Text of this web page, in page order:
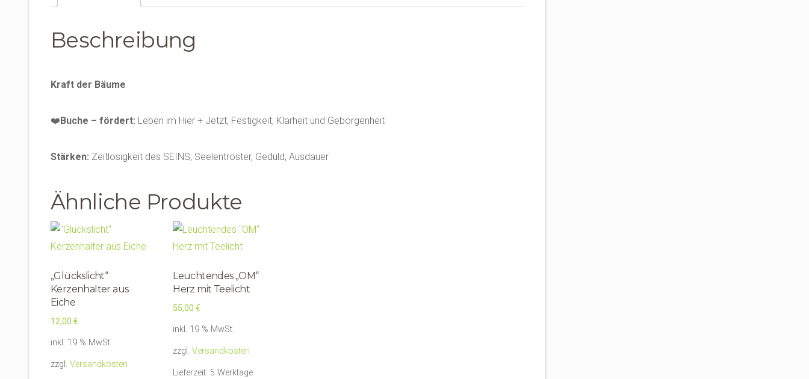
Beschreibung
Kraft der Bäume
❤️Buche – fördert: Leben im Hier + Jetzt, Festigkeit, Klarheit und Geborgenheit
Stärken: Zeitlosigkeit des SEINS, Seelentröster, Geduld, Ausdauer
Ähnliche Produkte
„Glückslicht“
Kerzenhalter aus
Eiche
12,00 €
inkl. 19 % MwSt.
zzgl. Versandkosten
Leuchtendes „OM“
Herz mit Teelicht
55,00€
inkl. 19 % MwSt.
zzgl.Versandkosten
Lieferzeit: 5 Werktage